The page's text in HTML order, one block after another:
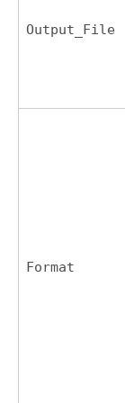
Output_File
Format